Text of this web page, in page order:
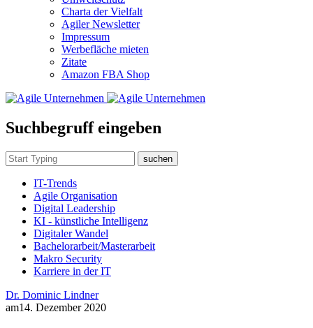
Charta der Vielfalt
Agiler Newsletter
Impressum
Werbefläche mieten
Zitate
Amazon FBA Shop
Suchbegruff eingeben
suchen
IT-Trends
Agile Organisation
Digital Leadership
KI - künstliche Intelligenz
Digitaler Wandel
Bachelorarbeit/Masterarbeit
Makro Security
Karriere in der IT
Dr. Dominic Lindner
am14. Dezember 2020